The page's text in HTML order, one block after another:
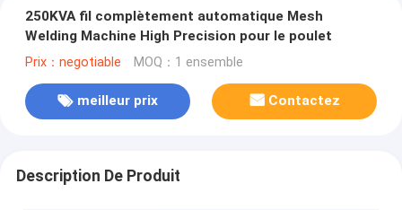
250KVA fil complètement automatique Mesh
Welding Machine High Precision pour le poulet
Prix：negotiable MOQ：1 ensemble
meilleur prix Contactez
Description De Produit